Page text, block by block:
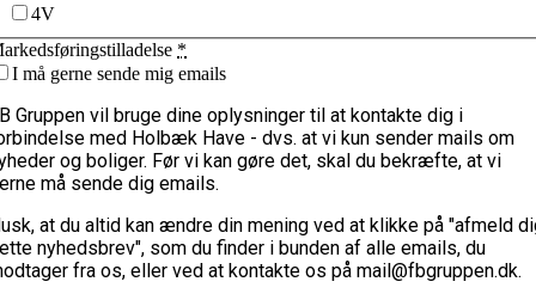
4V
*
I må gerne sende mig emails
Gruppen vil bruge dine oplysninger til at kontakte dig i
med Holbæk Have - dvs. at vi kun sender mails om
og boliger. Før vi kan gøre det, skal du bekræfte, at vi
må sende dig emails.
at du altid kan ændre din mening ved at klikke på "afmeld
nyhedsbrev", som du finder i bunden af alle emails, du
fra os, eller ved at kontakte os på mail@fbgruppen.dk.